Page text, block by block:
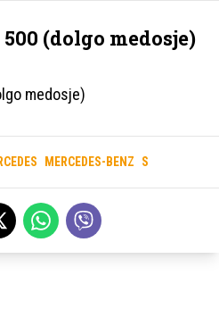
(dolgo medosje)
medosje)
MERCEDES-BENZ S